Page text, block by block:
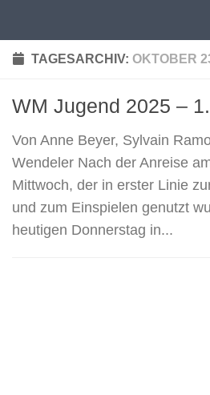
TAGESARCHIV: OKTOBER
WM Jugend 2025 –
Von Anne Beyer, Sylvain
Wendeler Nach der Anreise
Mittwoch, der in erster Linie
und zum Einspielen genutzt
heutigen Donnerstag in...